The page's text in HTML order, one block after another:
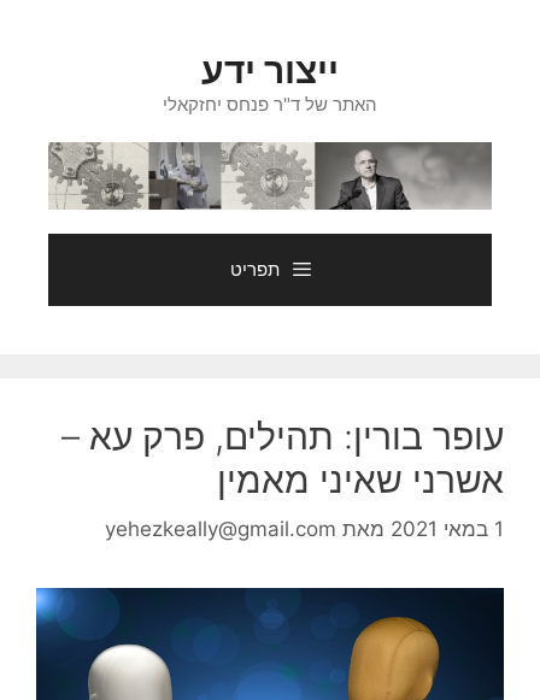
ייצור ידע
האתר של ד"ר פנחס יחזקאלי
תפריט
עופר בורין: תהילים, פרק עא –
אשרני שאיני מאמין
1 במאי 2021 מאת yehezkeally@gmail.com